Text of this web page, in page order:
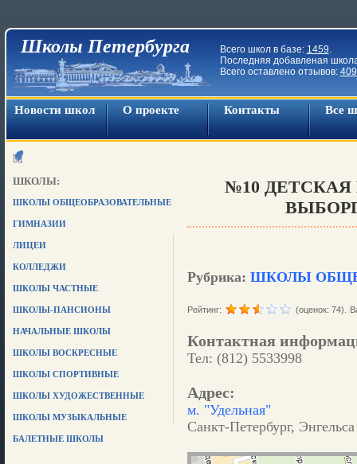
Школы Петербурга Всего школ в базе: 1459.
Последняя добавленая
Всего оставлено отзывов:
Новости школ О проекте Контакты Все
ШКОЛЫ:
ШКОЛЫ ОБЩЕОБРАЗОВАТЕЛЬНЫЕ
ГИМНАЗИИ
ЛИЦЕИ
КОЛЛЕДЖИ
ШКОЛЫ ЧАСТНЫЕ
ШКОЛЫ-ПАНСИОНЫ
НАЧАЛЬНЫЕ ШКОЛЫ
ШКОЛЫ ВОСКРЕСНЫЕ
ШКОЛЫ СПОРТИВНЫЕ
ШКОЛЫ ХУДОЖЕСТВЕННЫЕ
ШКОЛЫ МУЗЫКАЛЬНЫЕ
БАЛЕТНЫЕ ШКОЛЫ
№10
Рубрика: ШКОЛЫ
Рейтинг: (оценок: 74).
Контактная
Тел: (812) 5533998
Адрес:
м. "Удельная"
Санкт-Петербург,